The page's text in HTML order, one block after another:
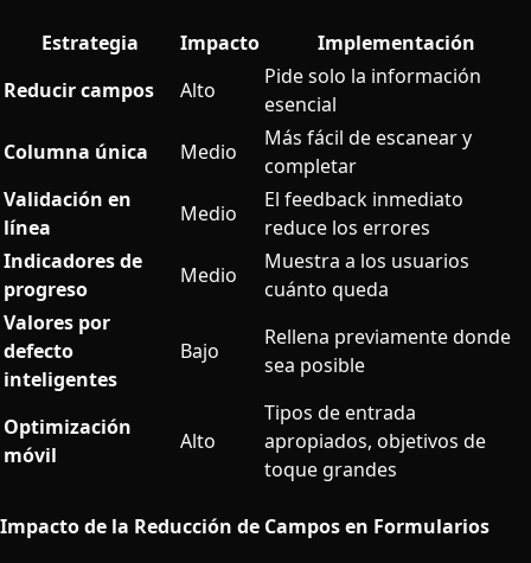
Estrategia Impacto
Implementación
Reducir campos
Alto
Pide solo la información
esencial
Columna única
Medio
Más fácil de escanear y
completar
Validación en
línea
Medio
El feedback inmediato
reduce los errores
Indicadores de
progreso
Medio
Muestra a los usuarios
cuánto queda
Valores por
defecto
inteligentes
Bajo
Rellena previamente donde
sea posible
Optimización
móvil
Alto
Tipos de entrada
apropiados, objetivos de
toque grandes
Impacto de la Reducción de Campos en Formularios